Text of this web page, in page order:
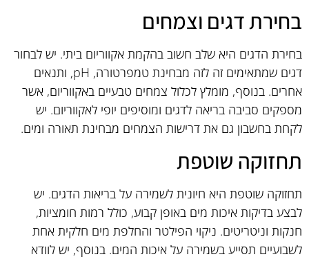
בחירת דגים וצמחים
בחירת הדגים היא שלב חשוב בהקמת אקווריום ביתי. יש לבחור
דגים שמתאימים זה לזה מבחינת טמפרטורה, pH, ותנאים
אחרים. בנוסף, מומלץ לכלול צמחים טבעיים באקווריום, אשר
מספקים סביבה בריאה לדגים ומוסיפים יופי לאקווריום. יש
לקחת בחשבון גם את דרישות הצמחים מבחינת תאורה ומים.
תחזוקה שוטפת
תחזוקה שוטפת היא חיונית לשמירה על בריאות הדגים. יש
לבצע בדיקות איכות מים באופן קבוע, כולל רמות חומציות,
חנקות וניטריטים. ניקוי הפילטר והחלפת מים חלקית אחת
לשבועיים תסייע בשמירה על איכות המים. בנוסף, יש לוודא